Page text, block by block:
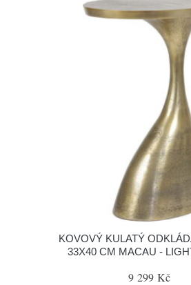
KOVOVÝ KULATÝ
33X40 CM MACAU -
9 299 Kč